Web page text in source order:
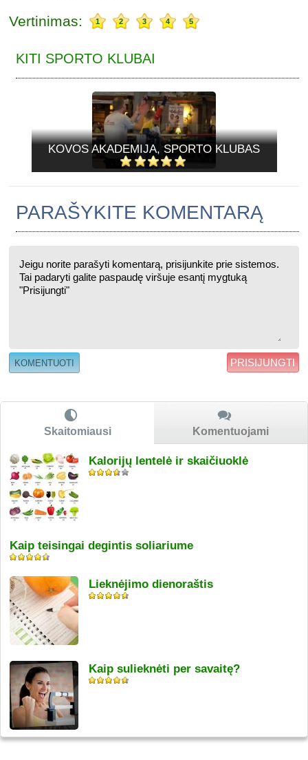
Vertinimas: 1 2 3 4 5
KITI SPORTO KLUBAI
KOVOS AKADEMIJA, SPORTO KLUBAS
PARAŠYKITE KOMENTARĄ
PRISIJUNGTI
Skaitomiausi Komentuojami
Kalorijų lentelė ir skaičiuoklė
Kaip teisingai degintis soliariume
Lieknėjimo dienoraštis
Kaip sulieknėti per savaitę?